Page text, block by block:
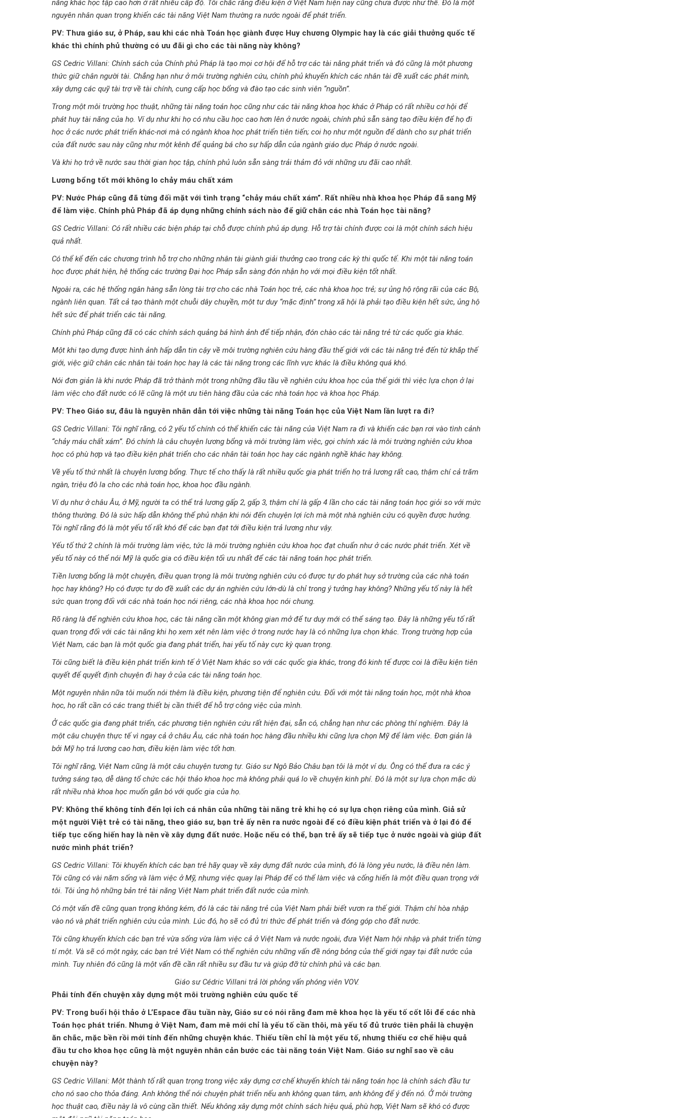
năng khác học tập cao hơn ở rất nhiều cấp độ. Tôi chắc rằng điều kiện ở Việt Nam hiện nay cũng chưa được như thế. Đó là một
nguyên nhân quan trọng khiến các tài năng Việt Nam thường ra nước ngoài để phát triển.
PV: Thưa giáo sư, ở Pháp, sau khi các nhà Toán học giành được Huy chương Olympic hay là các giải thưởng quốc tế
khác thì chính phủ thường có ưu đãi gì cho các tài năng này không?
GS Cedric Villani: Chính sách của Chính phủ Pháp là tạo mọi cơ hội để hỗ trợ các tài năng phát triển và đó cũng là một phương
thức giữ chân người tài. Chẳng hạn như ở môi trường nghiên cứu, chính phủ khuyến khích các nhân tài đề xuất các phát minh,
xây dựng các quỹ tài trợ về tài chính, cung cấp học bổng và đào tạo các sinh viên “nguồn”.
Trong một môi trường học thuật, những tài năng toán học cũng như các tài năng khoa học khác ở Pháp có rất nhiều cơ hội để
phát huy tài năng của họ. Ví dụ như khi họ có nhu cầu học cao hơn lên ở nước ngoài, chính phủ sẵn sàng tạo điều kiện để họ đi
học ở các nước phát triển khác-nơi mà có ngành khoa học phát triển tiên tiến; coi họ như một nguồn để dành cho sự phát triển
của đất nước sau này cũng như một kênh để quảng bá cho sự hấp dẫn của ngành giáo dục Pháp ở nước ngoài.
Và khi họ trở về nước sau thời gian học tập, chính phủ luôn sẵn sàng trải thảm đỏ với những ưu đãi cao nhất.
Lương bổng tốt mới không lo chảy máu chất xám
PV: Nước Pháp cũng đã từng đối mặt với tình trạng “chảy máu chất xám”. Rất nhiều nhà khoa học Pháp đã sang Mỹ
để làm việc. Chính phủ Pháp đã áp dụng những chính sách nào để giữ chân các nhà Toán học tài năng?
GS Cedric Villani: Có rất nhiều các biện pháp tại chỗ được chính phủ áp dụng. Hỗ trợ tài chính được coi là một chính sách hiệu
quả nhất.
Có thể kể đến các chương trình hỗ trợ cho những nhân tài giành giải thưởng cao trong các kỳ thi quốc tế. Khi một tài năng toán
học được phát hiện, hệ thống các trường Đại học Pháp sẵn sàng đón nhận họ với mọi điều kiện tốt nhất.
Ngoài ra, các hệ thống ngân hàng sẵn lòng tài trợ cho các nhà Toán học trẻ, các nhà khoa học trẻ; sự ủng hộ rộng rãi của các Bộ,
ngành liên quan. Tất cả tạo thành một chuỗi dây chuyền, một tư duy “mặc định” trong xã hội là phải tạo điều kiện hết sức, ủng hộ
hết sức để phát triển các tài năng.
Chính phủ Pháp cũng đã có các chính sách quảng bá hình ảnh để tiếp nhận, đón chào các tài năng trẻ từ các quốc gia khác.
Một khi tạo dựng được hình ảnh hấp dẫn tin cậy về môi trường nghiên cứu hàng đầu thế giới với các tài năng trẻ đến từ khắp thế
giới, việc giữ chân các nhân tài toán học hay là các tài năng trong các lĩnh vực khác là điều không quá khó.
Nói đơn giản là khi nước Pháp đã trở thành một trong những đầu tầu về nghiên cứu khoa học của thế giới thì việc lựa chọn ở lại
làm việc cho đất nước có lẽ cũng là một ưu tiên hàng đầu của các nhà toán học và khoa học Pháp.
PV: Theo Giáo sư, đâu là nguyên nhân dẫn tới việc những tài năng Toán học của Việt Nam lần lượt ra đi?
GS Cedric Villani: Tôi nghĩ rằng, có 2 yếu tố chính có thể khiến các tài năng của Việt Nam ra đi và khiến các bạn rơi vào tình cảnh
“chảy máu chất xám”. Đó chính là câu chuyện lương bổng và môi trường làm việc, gọi chính xác là môi trường nghiên cứu khoa
học có phù hợp và tạo điều kiện phát triển cho các nhân tài toán học hay các ngành nghề khác hay không.
Về yếu tố thứ nhất là chuyện lương bổng. Thực tế cho thấy là rất nhiều quốc gia phát triển họ trả lương rất cao, thậm chí cả trăm
ngàn, triệu đô la cho các nhà toán học, khoa học đầu ngành.
Ví dụ như ở châu Âu, ở Mỹ, người ta có thể trả lương gấp 2, gấp 3, thậm chí là gấp 4 lần cho các tài năng toán học giỏi so với mức
thông thường. Đó là sức hấp dẫn không thể phủ nhận khi nói đến chuyện lợi ích mà một nhà nghiên cứu có quyền được hưởng.
Tôi nghĩ rằng đó là một yếu tố rất khó để các bạn đạt tới điều kiện trả lương như vậy.
Yếu tố thứ 2 chính là môi trường làm việc, tức là môi trường nghiên cứu khoa học đạt chuẩn như ở các nước phát triển. Xét về
yếu tố này có thể nói Mỹ là quốc gia có điều kiện tối ưu nhất để các tài năng toán học phát triển.
Tiền lương bổng là một chuyện, điều quan trọng là môi trường nghiên cứu có được tự do phát huy sở trường của các nhà toán
học hay không? Họ có được tự do đề xuất các dự án nghiên cứu lớn-dù là chỉ trong ý tưởng hay không? Những yếu tố này là hết
sức quan trọng đối với các nhà toán học nói riêng, các nhà khoa học nói chung.
Rõ ràng là để nghiên cứu khoa học, các tài năng cần một không gian mở để tư duy mới có thể sáng tạo. Đây là những yếu tố rất
quan trọng đối với các tài năng khi họ xem xét nên làm việc ở trong nước hay là có những lựa chọn khác. Trong trường hợp của
Việt Nam, các bạn là một quốc gia đang phát triển, hai yếu tố này cực kỳ quan trọng.
Tôi cũng biết là điều kiện phát triển kinh tế ở Việt Nam khác so với các quốc gia khác, trong đó kinh tế được coi là điều kiện tiên
quyết để quyết định chuyện đi hay ở của các tài năng toán học.
Một nguyên nhân nữa tôi muốn nói thêm là điều kiện, phương tiện để nghiên cứu. Đối với một tài năng toán học, một nhà khoa
học, họ rất cần có các trang thiết bị cần thiết để hỗ trợ công việc của mình.
Ở các quốc gia đang phát triển, các phương tiện nghiên cứu rất hiện đại, sẵn có, chẳng hạn như các phòng thí nghiệm. Đây là
một câu chuyện thực tế vì ngay cả ở châu Âu, các nhà toán học hàng đầu nhiều khi cũng lựa chọn Mỹ để làm việc. Đơn giản là
bởi Mỹ họ trả lương cao hơn, điều kiện làm việc tốt hơn.
Tôi nghĩ rằng, Việt Nam cũng là một câu chuyện tương tự. Giáo sư Ngô Bảo Châu bạn tôi là một ví dụ. Ông có thể đưa ra các ý
tưởng sáng tạo, dễ dàng tổ chức các hội thảo khoa học mà không phải quá lo về chuyện kinh phí. Đó là một sự lựa chọn mặc dù
rất nhiều nhà khoa học muốn gắn bó với quốc gia của họ.
PV: Không thể không tính đến lợi ích cá nhân của những tài năng trẻ khi họ có sự lựa chọn riêng của mình. Giả sử
một người Việt trẻ có tài năng, theo giáo sư, bạn trẻ ấy nên ra nước ngoài để có điều kiện phát triển và ở lại đó để
tiếp tục cống hiến hay là nên về xây dựng đất nước. Hoặc nếu có thể, bạn trẻ ấy sẽ tiếp tục ở nước ngoài và giúp đất
nước mình phát triển?
GS Cedric Villani: Tôi khuyến khích các bạn trẻ hãy quay về xây dựng đất nước của mình, đó là lòng yêu nước, là điều nên làm.
Tôi cũng có vài năm sống và làm việc ở Mỹ, nhưng việc quay lại Pháp để có thể làm việc và cống hiến là một điều quan trọng với
tôi. Tôi ủng hộ những bản trẻ tài năng Việt Nam phát triển đất nước của mình.
Có một vấn đề cũng quan trọng không kém, đó là các tài năng trẻ của Việt Nam phải biết vươn ra thế giới. Thậm chí hòa nhập
vào nó và phát triển nghiên cứu của mình. Lúc đó, họ sẽ có đủ tri thức để phát triển và đóng góp cho đất nước.
Tôi cũng khuyến khích các bạn trẻ vừa sống vừa làm việc cả ở Việt Nam và nước ngoài, đưa Việt Nam hội nhập và phát triển từng
tí một. Và sẽ có một ngày, các bạn trẻ Việt Nam có thể nghiên cứu những vấn đề nóng bỏng của thế giới ngay tại đất nước của
mình. Tuy nhiên đó cũng là một vấn đề cần rất nhiều sự đầu tư và giúp đỡ từ chính phủ và các bạn.
Giáo sư Cédric Villani trả lời phỏng vấn phóng viên VOV.
Phải tính đến chuyện xây dựng một môi trường nghiên cứu quốc tế
PV: Trong buổi hội thảo ở L’Espace đầu tuần này, Giáo sư có nói rằng đam mê khoa học là yếu tố cốt lõi để các nhà
Toán học phát triển. Nhưng ở Việt Nam, đam mê mới chỉ là yếu tố cần thôi, mà yếu tố đủ trước tiên phải là chuyện
ăn chắc, mặc bền rồi mới tính đến những chuyện khác. Thiếu tiền chỉ là một yếu tố, nhưng thiếu cơ chế hiệu quả
đầu tư cho khoa học cũng là một nguyên nhân cản bước các tài năng toán Việt Nam. Giáo sư nghĩ sao về câu
chuyện này?
GS Cedric Villani: Một thành tố rất quan trọng trong việc xây dựng cơ chế khuyến khích tài năng toán học là chính sách đầu tư
cho nó sao cho thỏa đáng. Anh không thể nói chuyện phát triển nếu anh không quan tâm, anh không để ý đến nó. Ở môi trường
học thuật cao, điều này là vô cùng cần thiết. Nếu không xây dựng một chính sách hiệu quả, phù hợp, Việt Nam sẽ khó có được